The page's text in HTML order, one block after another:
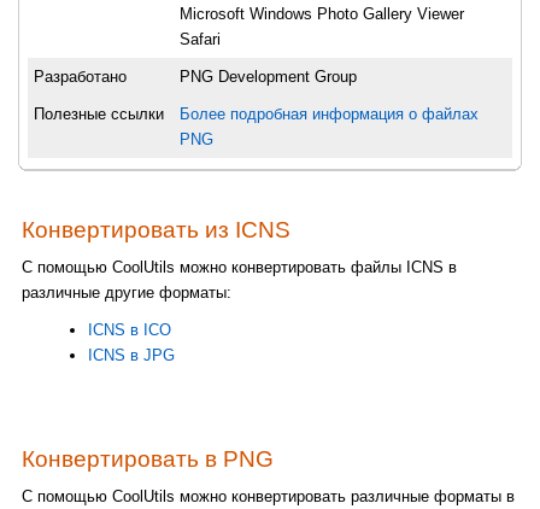
Microsoft Windows Photo Gallery Viewer
Safari
Разработано PNG Development Group
Полезные ссылки
Более подробная информация о файлах
PNG
Конвертировать из ICNS
С помощью CoolUtils можно конвертировать файлы ICNS в
различные другие форматы:
ICNS в ICO
ICNS в JPG
Конвертировать в PNG
С помощью CoolUtils можно конвертировать различные форматы в